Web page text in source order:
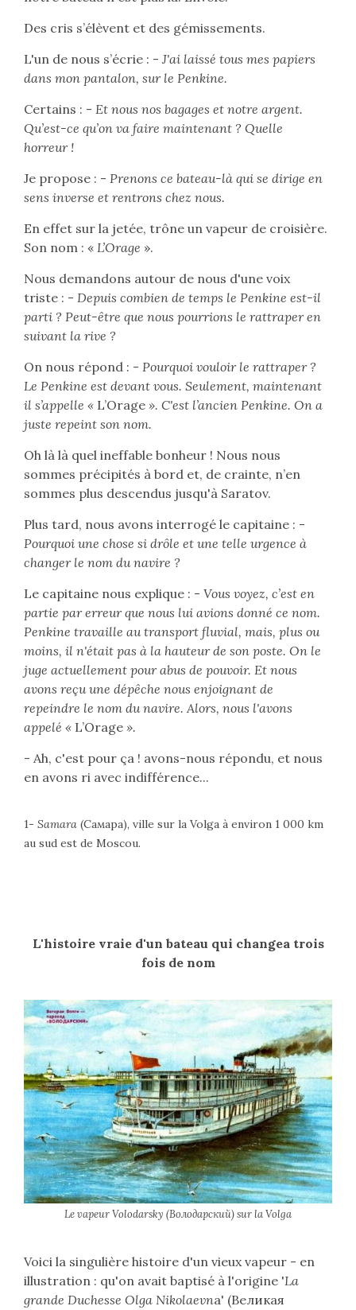
Des cris s’élèvent et des gémissements.
L'un de nous s’écrie : - J'ai laissé tous mes papiers
dans mon pantalon, sur le Penkine.
Certains : - Et nous nos bagages et notre argent.
Qu’est-ce qu’on va faire maintenant ? Quelle
horreur !
Je propose : - Prenons ce bateau-là qui se dirige en
sens inverse et rentrons chez nous.
En effet sur la jetée, trône un vapeur de croisière.
Son nom : « L’Orage ».
Nous demandons autour de nous d'une voix
triste : - Depuis combien de temps le Penkine est-il
parti ? Peut-être que nous pourrions le rattraper en
suivant la rive ?
On nous répond : - Pourquoi vouloir le rattraper ?
Le Penkine est devant vous. Seulement, maintenant
il s’appelle « L’Orage ». C'est l’ancien Penkine. On a
juste repeint son nom.
Oh là là quel ineffable bonheur ! Nous nous
sommes précipités à bord et, de crainte, n’en
sommes plus descendus jusqu'à Saratov.
Plus tard, nous avons interrogé le capitaine : -
Pourquoi une chose si drôle et une telle urgence à
changer le nom du navire ?
Le capitaine nous explique : - Vous voyez, c’est en
partie par erreur que nous lui avions donné ce nom.
Penkine travaille au transport fluvial, mais, plus ou
moins, il n'était pas à la hauteur de son poste. On le
juge actuellement pour abus de pouvoir. Et nous
avons reçu une dépêche nous enjoignant de
repeindre le nom du navire. Alors, nous l'avons
appelé « L’Orage ».
- Ah, c'est pour ça ! avons-nous répondu, et nous
en avons ri avec indifférence...
1- Samara (Самара), ville sur la Volga à environ 1 000 km
au sud est de Moscou.
L'histoire vraie d'un bateau qui changea trois
fois de nom
Le vapeur Volodarsky (Володарский) sur la Volga
Voici la singulière histoire d'un vieux vapeur - en
illustration : qu'on avait baptisé à l'origine 'La
grande Duchesse Olga Nikolaevna' (Великая